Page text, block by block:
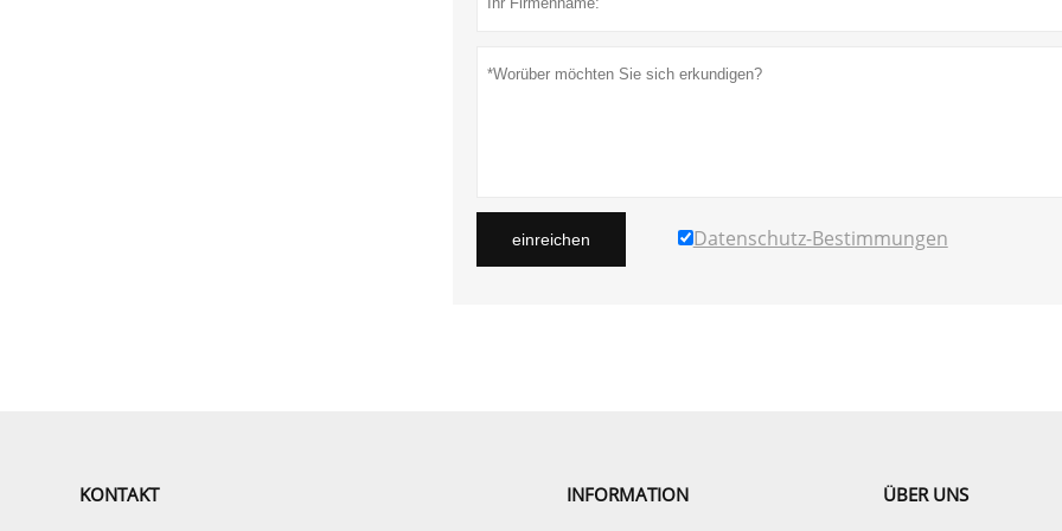
einreichen Datenschutz-Bestimmungen
KONTAKT INFORMATION ÜBER UNS